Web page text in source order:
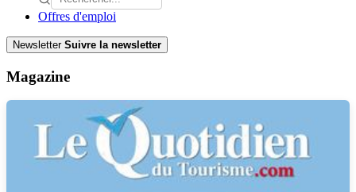
Offres d'emploi
Newsletter Suivre la newsletter
Magazine